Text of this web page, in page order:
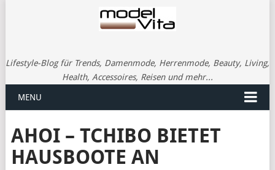
Lifestyle-Blog für Trends, Damenmode, Herrenmode, Beauty, Living,
Health, Accessoires, Reisen und mehr...
MENU
AHOI – TCHIBO BIETET
HAUSBOOTE AN